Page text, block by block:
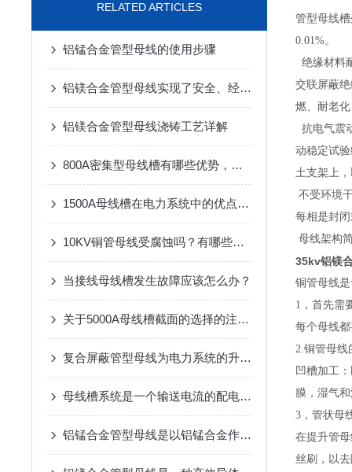
RELATED ARTICLES
铝锰合金管型母线的使用步骤
铝镁合金管型母线实现了安全、经济的电能传输
铝镁合金管型母线浇铸工艺详解
800A密集型母线槽有哪些优势，怎么选择呢？
1500A母线槽在电力系统中的优点是什么
10KV铜管母线受腐蚀吗？有哪些受腐蚀种类？
当接线母线槽发生故障应该怎么办？
关于5000A母线槽截面的选择的注意事项
复合屏蔽管型母线为电力系统的升级和改造提供了新的选择
母线槽系统是一个输送电流的配电装置
铝锰合金管型母线是以铝锰合金作为导体材料的
管型母线
0.01%。
绝缘材料
交联屏蔽
燃、耐老
抗电气震
动稳定试
土支架上
不受环境
每相是封
母线架构
35kv铝镁
铜管母线
1，首先需
每个母线
2.铜管母线
凹槽加工
膜，湿气
3，管状母
在提升管
丝刷，以